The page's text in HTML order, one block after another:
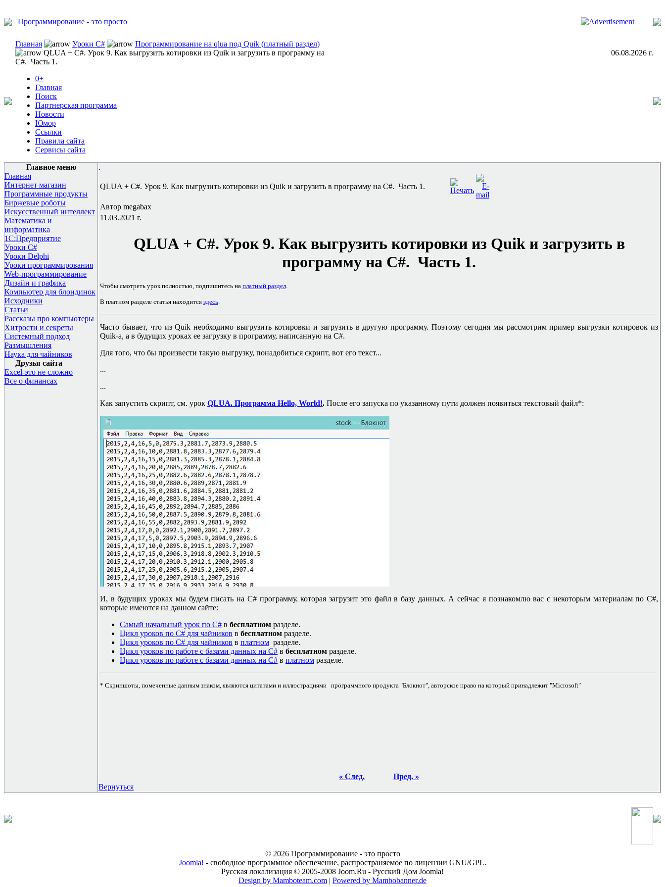
Программирование - это просто
Главная Уроки C#
Программирование на qlua под Quik (платный раздел)
QLUA + C#. Урок 9. Как выгрузить котировки из Quik и загрузить в программу на
C#. Часть 1.
06.08.2026 г.
0+
Главная
Поиск
Партнерская программа
Новости
Юмор
Ссылки
Правила сайта
Сервисы сайта
Главное меню
Главная
Интернет магазин
Программные продукты
Биржевые роботы
Искусственный интеллект
Математика и
информатика
1С:Предприятие
Уроки C#
Уроки Delphi
Уроки программирования
Web-программирование
Дизайн и графика
Компьютер для блондинок
Исходники
Статьи
Рассказы про компьютеры
Хитрости и секреты
Системный подход
Размышления
Наука для чайников
Друзья сайта
Excel-это не сложно
Все о финансах
.
QLUA + C#. Урок 9. Как выгрузить котировки из Quik и загрузить в программу на C#. Часть 1.
Автор megabax
11.03.2021 г.
QLUA+ C#. Урок 9. Как выгрузить котировки из Quikи загрузить в
программу на C#. Часть 1.
Чтобы смотреть урок полностью, подпишитесь на платный раздел
В платном разделе статья находится здесь
Часто бывает, что изQuikнеобходимо выгрузить котировки и загрузить в другую программу. Поэтому сегодня мы рассмотрим пример выгрузки котировок из
Quik-а, а в будущих уроках ее загрузку в программу, написанную на C#.
Для того, что бы произвести такую выгрузку, понадобиться скрипт, вот его текст...
...
...
Как запустить скрипт, см. урок QLUA. Программа Hello, World!. После его запуска по указанному пути должен появиться текстовый файл*:
И, в будущих уроках мы будем писать на C# программу, которая загрузит это файл в базу данных. А сейчас я познакомлю вас с некоторым материалам поC#,
которые имеются на данном сайте:
Самый начальный урок по C# в бесплатном разделе.
Цикл уроков по C# для чайников в бесплатном разделе.
Цикл уроков по C# для чайников в платном разделе.
Цикл уроков по работе с базами данных на C# в бесплатном разделе.
Цикл уроков по работе с базами данных на C# в платном разделе.
* Скриншоты, помеченные данным знаком, являются цитатами и иллюстрациями программного продукта "Блокнот", авторское право на который принадлежит "Microsoft"
« След.
Пред. »
Вернуться
© 2026 Программирование - это просто
Joomla! - свободное программное обеспечение, распространяемое по лицензии GNU/GPL.
Русская локализация © 2005-2008 Joom.Ru - Русский Дом Joomla!
Design by Mamboteam.com | Powered by Mambobanner.de